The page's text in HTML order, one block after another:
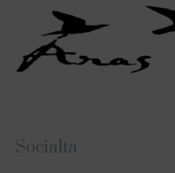
Socialta